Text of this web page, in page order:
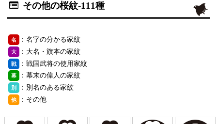
その他の桜紋-111種
名 ：名字の分かる家紋
大 ：大名・旗本の家紋
戦 ：戦国武将の使用家紋
幕 ：幕末の偉人の家紋
別 ：別名のある家紋
他 ：その他